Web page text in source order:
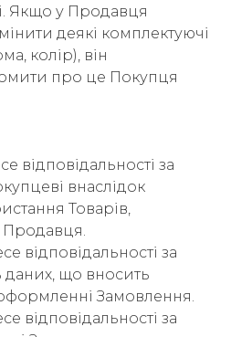
Якщо у Продавця
деякі комплектуючі
колір), він
про це Покупця
відповідальності за
внаслідок
Товарів,
Продавця.
відповідальності за
даних, що вносить
Замовлення.
відповідальності за